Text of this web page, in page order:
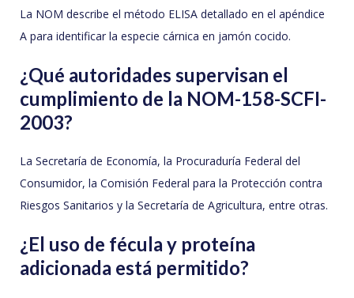
La NOM describe el método ELISA detallado en el apéndice
A para identificar la especie cárnica en jamón cocido.
¿Qué autoridades supervisan el
cumplimiento de la NOM-158-SCFI-
2003?
La Secretaría de Economía, la Procuraduría Federal del
Consumidor, la Comisión Federal para la Protección contra
Riesgos Sanitarios y la Secretaría de Agricultura, entre otras.
¿El uso de fécula y proteína
adicionada está permitido?